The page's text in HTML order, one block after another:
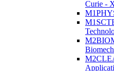
Curie -